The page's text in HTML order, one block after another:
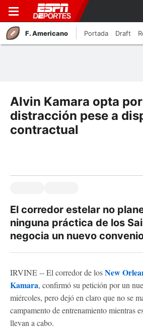
F. Americano Portada Draft
Alvin Kamara opta
distracción pese a
contractual
El corredor estelar no
ninguna práctica de los
negocia un nuevo
IRVINE -- El corredor de losNew
Kamara, confirmó su petición por un
miércoles, pero dejó en claro que no se
campamento de entrenamiento mientras
llevan a cabo.